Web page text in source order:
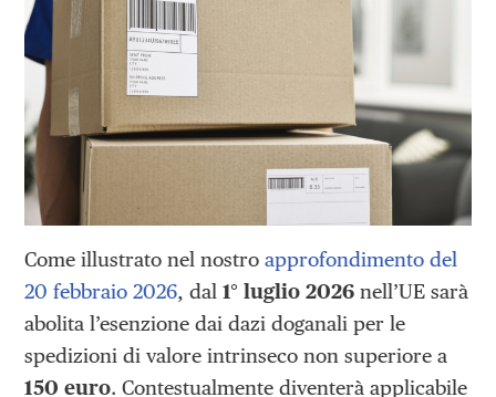
Come illustrato nel nostroapprofondimento del
20 febbraio 2026, dal1° luglio 2026 nell’UE sarà
abolita l’esenzione dai dazi doganali per le
spedizioni di valore intrinseco non superiore a
150 euro. Contestualmente diventerà applicabile